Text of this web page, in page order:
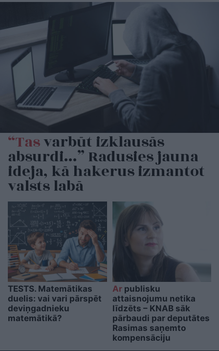
“Tasvarbūt izklausās
absurdi…” Radusies jauna
ideja, kā hakerus izmantot
valsts labā
TESTS. Matemātikas
duelis: vai vari pārspēt
deviņgadnieku
matemātikā?
Arpublisku
attaisnojumu netika
līdzēts – KNAB sāk
pārbaudi par deputātes
Rasimas saņemto
kompensāciju